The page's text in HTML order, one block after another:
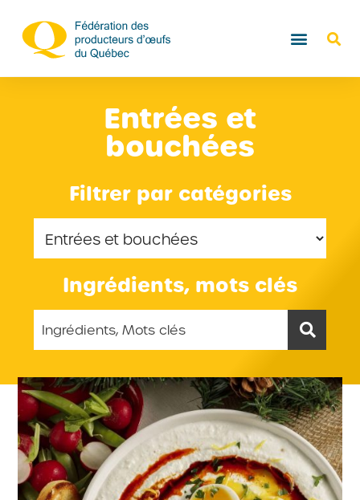
Entrées et
bouchées
Filtrer par catégories
Ingrédients, mots clés